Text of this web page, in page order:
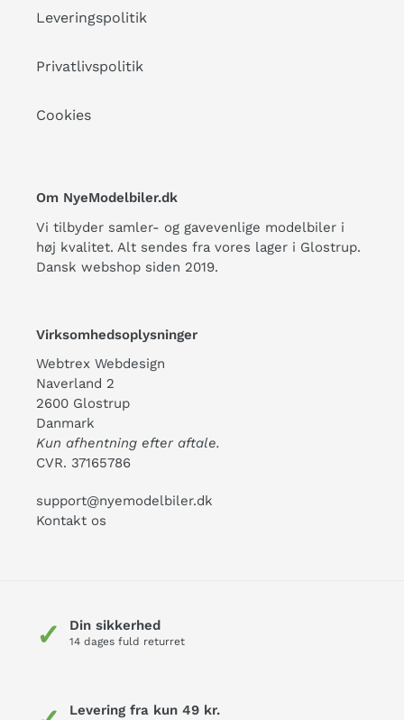
Leveringspolitik
Privatlivspolitik
Cookies
Om NyeModelbiler.dk
Vi tilbyder samler- og gavevenlige modelbiler i
høj kvalitet. Alt sendes fra vores lager i Glostrup.
Dansk webshop siden 2019.
Virksomhedsoplysninger
Webtrex Webdesign
Naverland 2
2600 Glostrup
Danmark
Kun afhentning efter aftale.
CVR. 37165786
support@nyemodelbiler.dk
Kontakt os
✓ Din sikkerhed
14 dages fuld returret
Levering fra kun 49 kr.